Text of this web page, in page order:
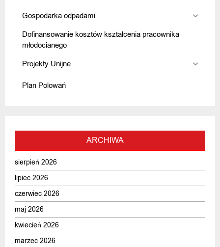
Gospodarka odpadami
Dofinansowanie kosztów kształcenia pracownika
młodocianego
Projekty Unijne
Plan Polowań
ARCHIWA
sierpień 2026
lipiec 2026
czerwiec 2026
maj 2026
kwiecień 2026
marzec 2026